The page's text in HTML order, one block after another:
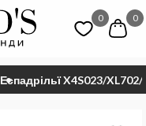
0 0
Еспадрільї X4S023/XL702/